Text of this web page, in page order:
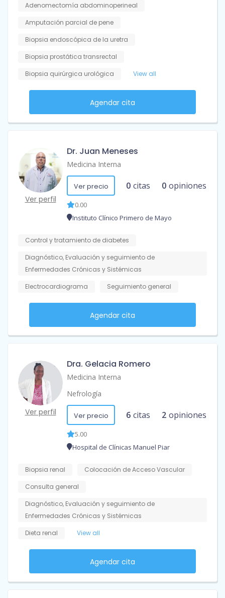
Adenomectomía abdominoperineal
Amputación parcial de pene
Biopsia endoscópica de la uretra
Biopsia prostática transrectal
Biopsia quirúrgica urológica
View all
Agendar cita
Ver perfil
Dr. Juan Meneses
Medicina Interna
Ver precio 0 citas 0 opiniones
0.00
Instituto Clínico Primero de Mayo
Control y tratamiento de diabetes
Diagnóstico, Evaluación y seguimiento de
Enfermedades Crónicas y Sistémicas
Electrocardiograma
Seguimiento general
Agendar cita
Ver perfil
Dra. Gelacia Romero
Medicina Interna
Nefrología
Ver precio 6 citas 2 opiniones
5.00
Hospital de Clínicas Manuel Piar
Biopsia renal
Colocación de Acceso Vascular
Consulta general
Diagnóstico, Evaluación y seguimiento de
Enfermedades Crónicas y Sistémicas
Dieta renal
View all
Agendar cita